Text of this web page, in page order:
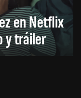
en Netflix
y tráiler